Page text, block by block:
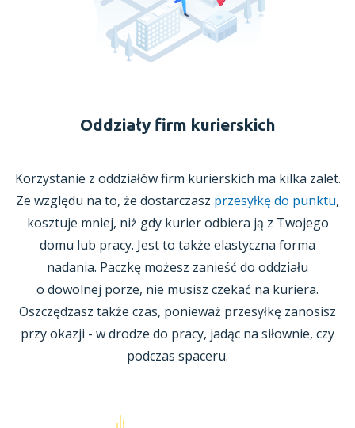
Oddziały firm kurierskich
Korzystanie z oddziałówfirm kurierskich ma kilka zalet.
Ze względu na to, że dostarczasz przesyłkę do punktu,
kosztuje mniej, niż gdy kurier odbiera ją z Twojego
domu lub pracy. Jest to także elastyczna forma
nadania. Paczkę możesz zanieść do oddziału
o dowolnej porze, nie musisz czekać na kuriera.
Oszczędzasz także czas, ponieważ przesyłkę zanosisz
przy okazji - w drodze do pracy, jadąc na siłownie, czy
podczas spaceru.